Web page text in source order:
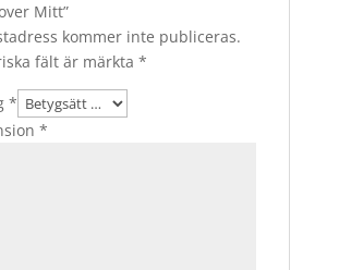
Mitt”
kommer inte publiceras.
fält är märkta *
*
*